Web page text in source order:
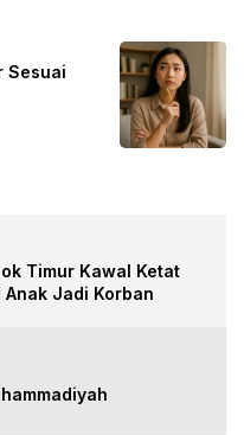
Sesuai
Timur Kawal Ketat
Anak Jadi Korban